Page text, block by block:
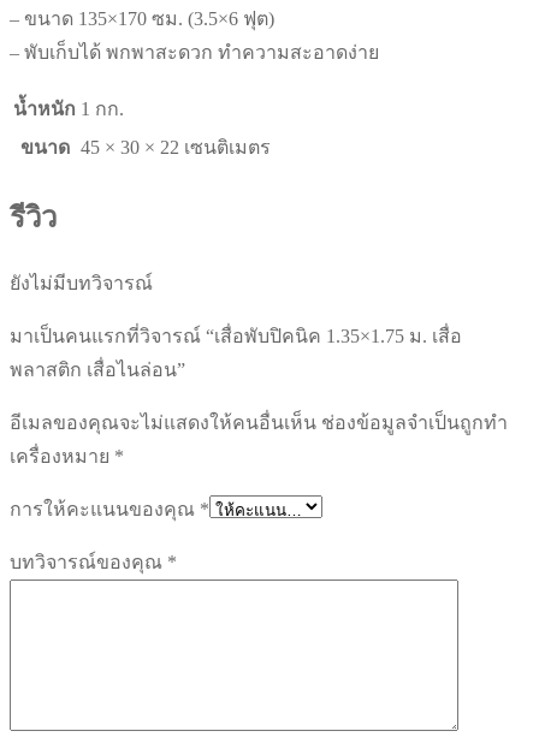
ล่อน
ชิ้น
– ขนาด 135×170 ซม. (3.5×6 ฟุต)
– พับเก็บได้ พกพาสะดวก ทำความสะอาดง่าย
น้ำหนัก 1 กก.
ขนาด 45 × 30 × 22 เซนติเมตร
รีวิว
ยังไม่มีบทวิจารณ์
มาเป็นคนแรกที่วิจารณ์ “เสื่อพับปิคนิค 1.35×1.75 ม. เสื่อ
พลาสติก เสื่อไนล่อน”
อีเมลของคุณจะไม่แสดงให้คนอื่นเห็น ช่องข้อมูลจำเป็นถูกทำ
เครื่องหมาย *
การให้คะแนนของคุณ *
บทวิจารณ์ของคุณ *